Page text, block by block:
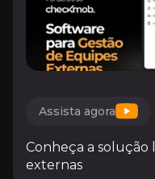
Assista agora
Conheça a
externas